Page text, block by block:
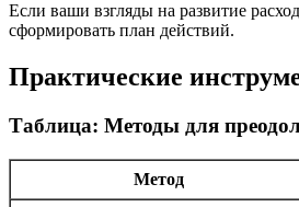
Если ваши взгляды на развитие
сформировать план действий.
Практические
Таблица: Методы для
Метод